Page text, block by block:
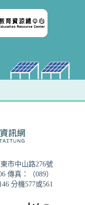
市中山路276號
傳真：（089）
分機577或561